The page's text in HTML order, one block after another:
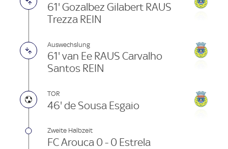
61' Gozalbez Gilabert RAUS
Trezza REIN
Auswechslung
61' van Ee RAUS Carvalho
Santos REIN
TOR
46' de Sousa Esgaio
Zweite Halbzeit
FC Arouca 0 - 0 Estrela